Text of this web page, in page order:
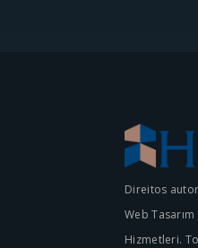
Direitos
Web
Hizmetleri.